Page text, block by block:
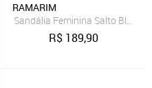
2631204 - Scotch
RAMARIM
Sandália Feminina Salto Bloco
R$ 189,90